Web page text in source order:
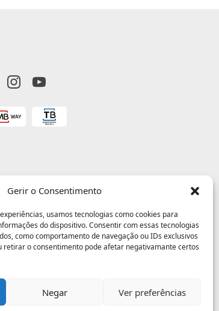
Gerir o Consentimento
usamos tecnologias como cookies para
do dispositivo. Consentir com essas tecnologias
como comportamento de navegação ou IDs exclusivos
retirar o consentimento pode afetar negativamante certos
Negar Ver preferências